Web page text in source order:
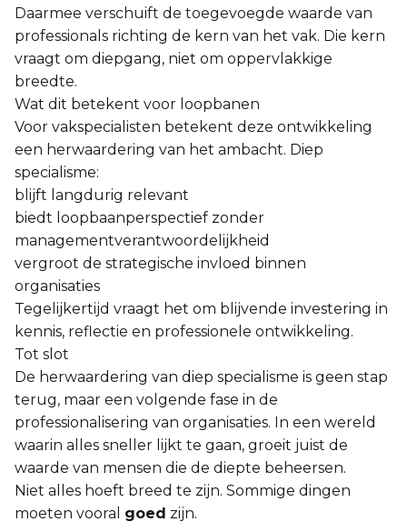
Daarmee verschuift de toegevoegde waarde van
professionals richting de kern van het vak. Die kern
vraagt om diepgang, niet om oppervlakkige
breedte.
Wat dit betekent voor loopbanen
Voor vakspecialisten betekent deze ontwikkeling
een herwaardering van het ambacht. Diep
specialisme:
blijft langdurig relevant
biedt loopbaanperspectief zonder
managementverantwoordelijkheid
vergroot de strategische invloed binnen
organisaties
Tegelijkertijd vraagt het om blijvende investering in
kennis, reflectie en professionele ontwikkeling.
Tot slot
De herwaardering van diep specialisme is geen stap
terug, maar een volgende fase in de
professionalisering van organisaties. In een wereld
waarin alles sneller lijkt te gaan, groeit juist de
waarde van mensen die de diepte beheersen.
Niet alles hoeft breed te zijn. Sommige dingen
moeten vooral goed zijn.